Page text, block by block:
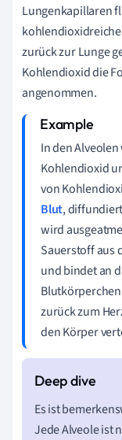
Lungenkapillaren
zurück zur Lunge
Kohlendioxid die
angenommen.
In den
Kohlendioxid
von
Blut,
wird
Sauerstoff aus
und bindet an
zurück zum
den Körper
Es ist
Jede Alveole ist